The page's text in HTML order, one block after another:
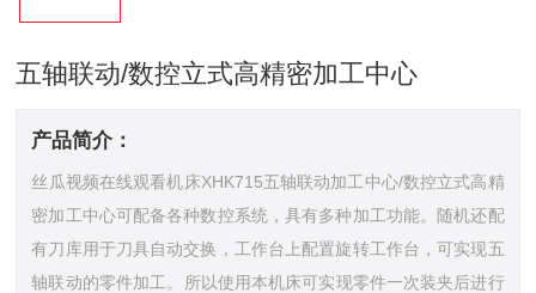
五轴联动/数控立式高精密加工中心
产品简介：
丝瓜视频在线观看机床XHK715五轴联动加工中心/数控立式高精
密加工中心可配备各种数控系统，具有多种加工功能。随机还配
有刀库用于刀具自动交换，工作台上配置旋转工作台，可实现五
轴联动的零件加工。所以使用本机床可实现零件一次装夹后进行